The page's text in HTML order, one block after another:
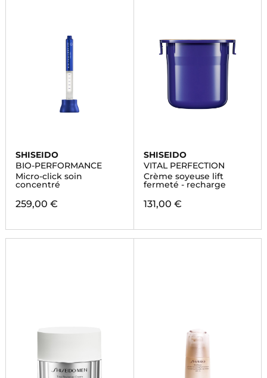
SHISEIDO
BIO-PERFORMANCE
Micro-click soin
concentré
259,00 €
SHISEIDO
VITAL PERFECTION
Crème soyeuse lift
fermeté - recharge
131,00 €